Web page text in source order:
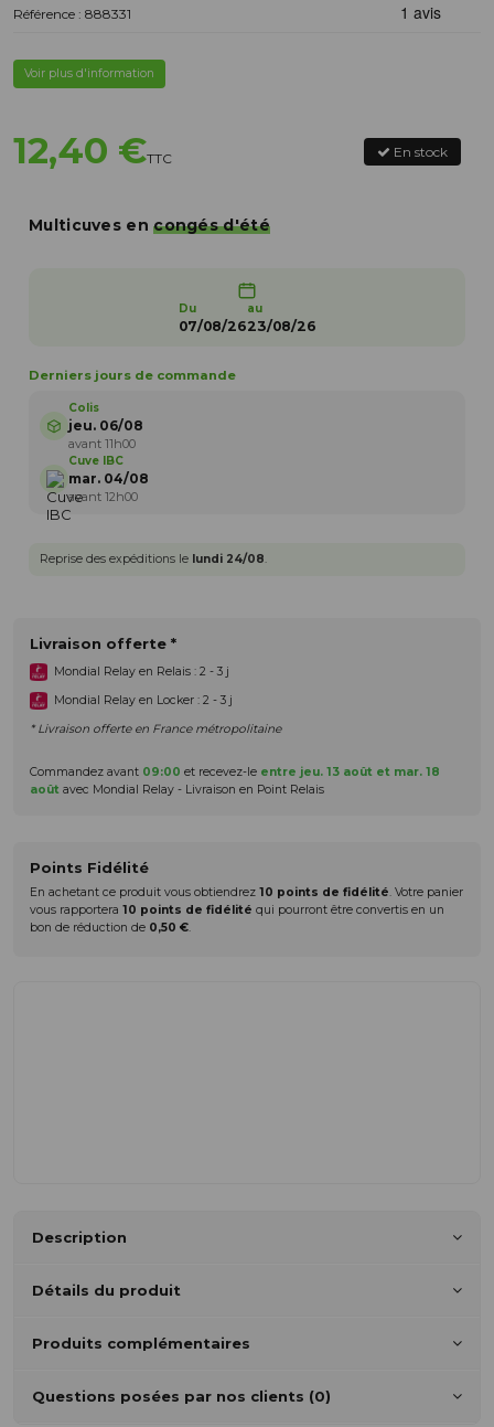
Référence : 888331
Voir plus d'information
12,40 €TTC En stock
Multicuves encongés d'été
Du
07/08/26
au
23/08/26
Derniers jours de commande
Colis
jeu. 06/08
avant 11h00
Cuve IBC
mar. 04/08
avant 12h00
Reprise des expéditions le lundi 24/08.
Livraison offerte *
Mondial Relay en Relais : 2 - 3 j
Mondial Relay en Locker : 2 - 3 j
* Livraison offerte en France métropolitaine
Commandez avant 09:00 et recevez-le entre jeu. 13 août et mar. 18
août avec Mondial Relay - Livraison en Point Relais
Points Fidélité
En achetant ce produit vous obtiendrez 10 points de fidélité. Votre panier
vous rapportera 10 points de fidélité qui pourront être convertis en un
bon de réduction de 0,50 €.
Description
Détails du produit
Produits complémentaires
Questions posées par nos clients (0)